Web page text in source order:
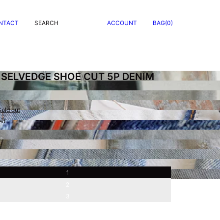
SEARCH ACCOUNT BAG(0)
SHOE CUT 5P DENIM
out
1